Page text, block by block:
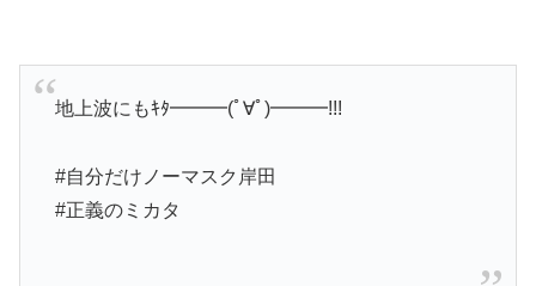
地上波にもｷﾀ━━━(ﾟ∀ﾟ)━━━!!!
#自分だけノーマスク岸田
#正義のミカタ